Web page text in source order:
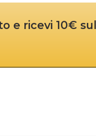
e ricevi 10€